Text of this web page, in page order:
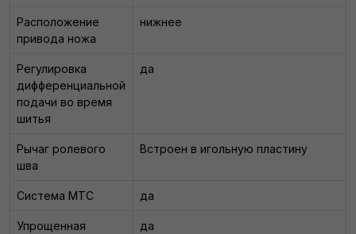
Расположение
привода ножа
нижнее
Регулировка
дифференциальной
подачи во время
шитья
да
Рычаг ролевого
шва
Встроен в игольную пластину
Система МТС да
Упрощенная
да